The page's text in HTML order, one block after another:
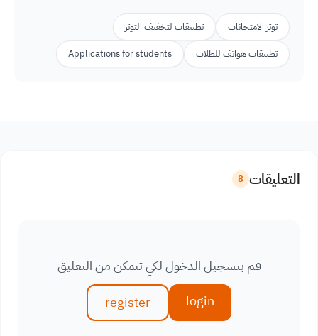
توتر الامتحانات
تطبيقات لتخفيف التوتر
تطبيقات هواتف للطلاب
Applications for students
التعليقات 8
قم بتسجيل الدخول لكي تتمكن من التعليق
login
register